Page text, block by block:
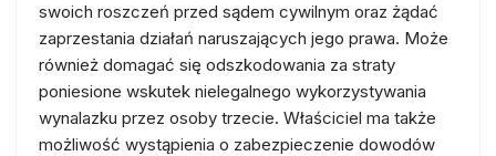
swoich roszczeń przed sądem cywilnym oraz żądać
zaprzestania działań naruszających jego prawa. Może
również domagać się odszkodowania za straty
poniesione wskutek nielegalnego wykorzystywania
wynalazku przez osoby trzecie. Właściciel ma także
możliwość wystąpienia o zabezpieczenie dowodów